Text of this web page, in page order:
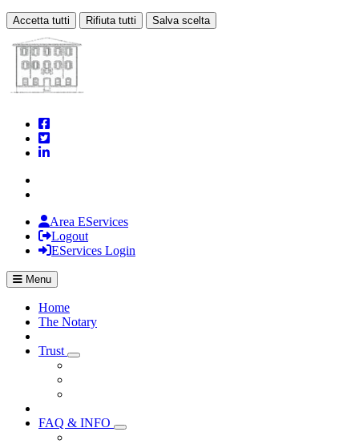
Accetta tutti Rifiuta tutti Salva scelta
Loading...
Area EServices
Logout
EServices Login
Menu
Home
The Notary
Trust
Visualizza menù di secondo livello
FAQ & INFO
Visualizza menù di secondo livello